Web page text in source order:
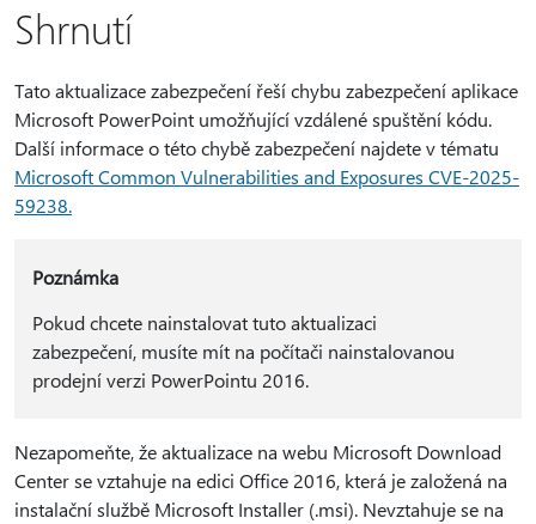
Shrnutí
Tato aktualizace zabezpečení řeší chybu zabezpečení aplikace
Microsoft PowerPoint umožňující vzdálené spuštění kódu.
Další informace o této chybě zabezpečení najdete v tématu
Microsoft Common Vulnerabilities and Exposures CVE-2025-
59238.
Poznámka
Pokud chcete nainstalovat tuto aktualizaci
zabezpečení, musíte mít na počítači nainstalovanou
prodejní verzi PowerPointu 2016.
Nezapomeňte, že aktualizace na webu Microsoft Download
Center se vztahuje na edici Office 2016, která je založená na
instalační službě Microsoft Installer (.msi). Nevztahuje se na